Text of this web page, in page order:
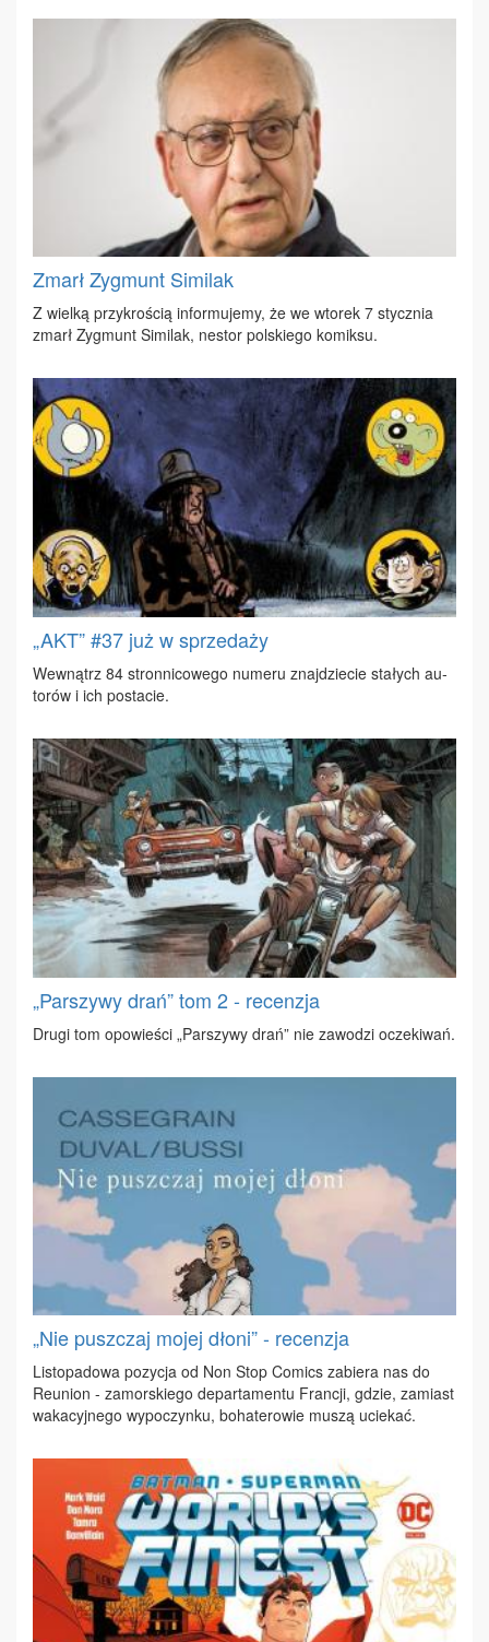
Zmarł Zygmunt Similak
Z wiel­ką przy­kro­ścią in­for­mu­je­my, że we wto­rek 7 stycz­nia
zmarł Zyg­munt Si­mi­lak, ne­stor pol­skie­go ko­mik­su.
„AKT” #37 już w sprzedaży
We­wnątrz 84 stron­ni­co­we­go nu­me­ru znaj­dzie­cie sta­łych au­
to­rów i ich po­sta­cie.
„Parszywy drań” tom 2 - recenzja
Dru­gi tom opo­wie­ści „Par­szy­wy drań” nie za­wo­dzi ocze­ki­wań.
„Nie puszczaj mojej dłoni” - recenzja
Li­sto­pa­do­wa po­zy­cja od Non Stop Co­mics za­bie­ra nas do
Reu­nion - za­mor­skie­go de­par­ta­men­tu Fran­cji, gdzie, za­miast
wa­ka­cyj­ne­go wy­po­czyn­ku, bo­ha­te­ro­wie mu­szą ucie­kać.